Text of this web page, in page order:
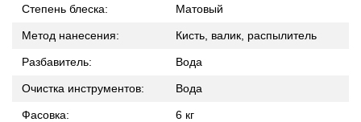
Степень блеска: Матовый
Метод нанесения: Кисть, валик, распылитель
Разбавитель: Вода
Очистка инструментов: Вода
Фасовка: 6 кг